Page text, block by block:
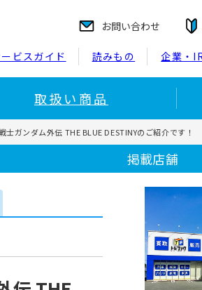
お問い合わせ
ビスガイド 読みもの 企業・
取扱い商品
ガンダム外伝 THE BLUE DESTINYのご紹介です！
掲載店舗